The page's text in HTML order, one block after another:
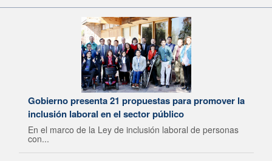
Gobierno presenta 21 propuestas para promover la
inclusión laboral en el sector público
En el marco de la Ley de inclusión laboral de personas
con...